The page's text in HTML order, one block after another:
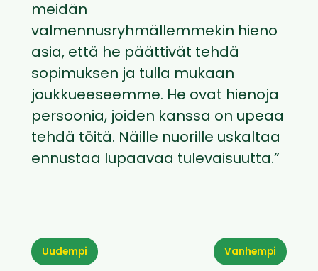
meidän
valmennusryhmällemmekin hieno
asia, että he päättivät tehdä
sopimuksen ja tulla mukaan
joukkueeseemme. He ovat hienoja
persoonia, joiden kanssa on upeaa
tehdä töitä. Näille nuorille uskaltaa
ennustaa lupaavaa tulevaisuutta.”
Vanhempi
Uudempi